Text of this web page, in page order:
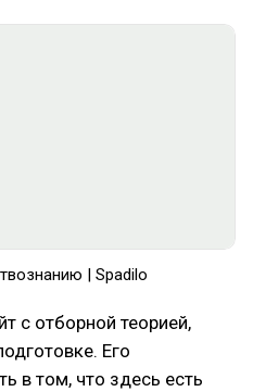
| Spadilo
с отборной теорией,
Его
в том, что здесь есть